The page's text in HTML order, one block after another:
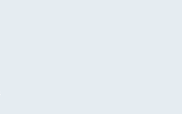
1789-1821
1764-1840